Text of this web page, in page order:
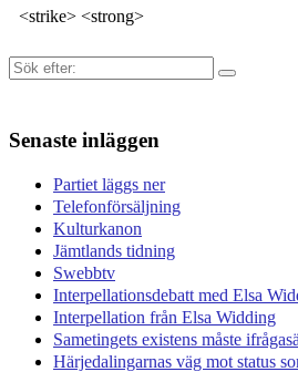
<strike> <strong>
Sök
Senaste inläggen
Partiet läggs ner
Telefonförsäljning
Kulturkanon
Jämtlands tidning
Swebbtv
Interpellationsdebatt med Elsa
Interpellation från Elsa Widding
Sametingets existens måste
Härjedalingarnas väg mot status